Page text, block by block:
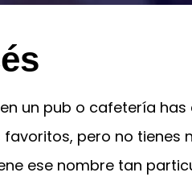
un pub o cafetería
pero no tienes
ese nombre tan